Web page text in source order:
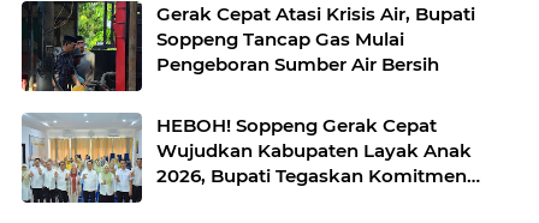
Gerak Cepat Atasi Krisis Air, Bupati
Soppeng Tancap Gas Mulai
Pengeboran Sumber Air Bersih
HEBOH! Soppeng Gerak Cepat
Wujudkan Kabupaten Layak Anak
2026, Bupati Tegaskan Komitmen